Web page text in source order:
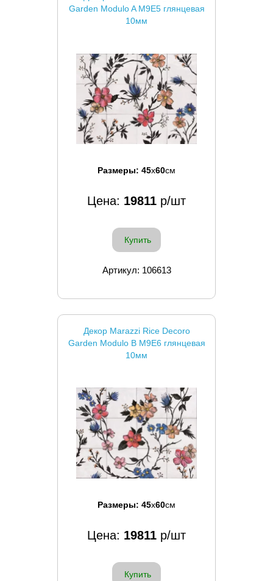
Garden Modulo A M9E5 глянцевая
10мм
Размеры: 45x60см
Цена: 19811 р/шт
Купить
Артикул: 106613
Декор Marazzi Rice Decoro
Garden Modulo B M9E6 глянцевая
10мм
Размеры: 45x60см
Цена: 19811 р/шт
Купить